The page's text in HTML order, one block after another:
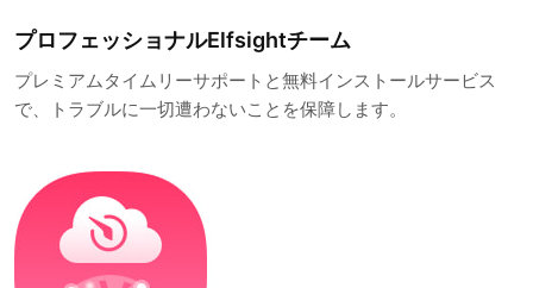
プロフェッショナルElfsightチーム
プレミアムタイムリーサポートと無料インストールサービス
で、トラブルに一切遭わないことを保障します。